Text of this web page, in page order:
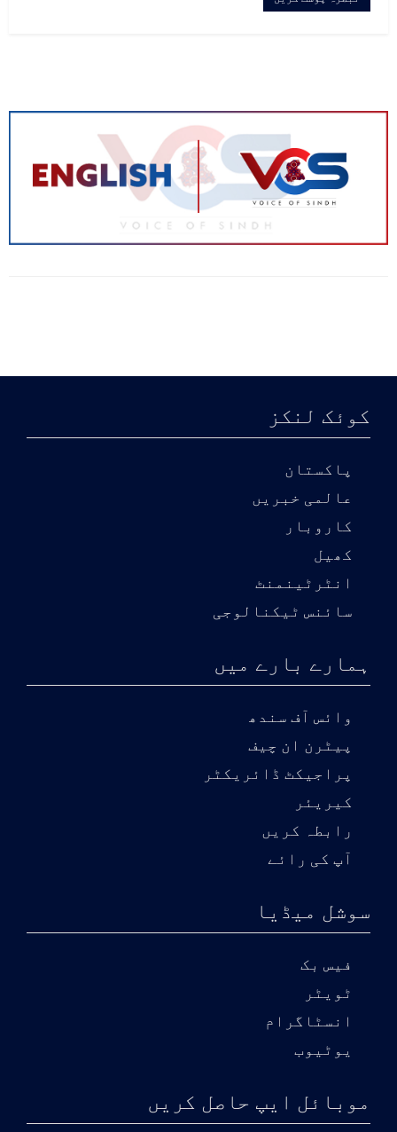
کوئک لنکز
پاکستان
عالمی خبریں
کاروبار
کھیل
انٹرٹینمنٹ
سائنس ٹیکنالوجی
ہمارے بارے میں
وائس آف سندھ
پیٹرن ان چیف
پراجیکٹ ڈائریکٹر
کیریئر
رابطہ کریں
آپ کی رائے
سوشل میڈیا
فیس بک
ٹویٹر
انسٹاگرام
یوٹیوب
موبائل ایپ حاصل کریں